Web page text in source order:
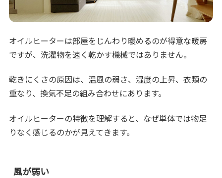
オイルヒーターは部屋をじんわり暖めるのが得意な暖房
ですが、洗濯物を速く乾かす機械ではありません。
乾きにくさの原因は、温風の弱さ、湿度の上昇、衣類の
重なり、換気不足の組み合わせにあります。
オイルヒーターの特徴を理解すると、なぜ単体では物足
りなく感じるのかが見えてきます。
風が弱い